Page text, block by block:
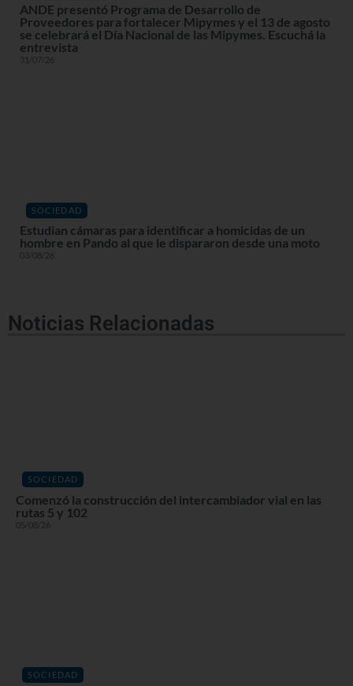
ANDE presentó Programa de Desarrollo de
Proveedores para fortalecer Mipymes y el 13 de agosto
se celebrará el Día Nacional de las Mipymes. Escuchá la
entrevista
31/07/26
SOCIEDAD
Estudian cámaras para identificar a homicidas de un
hombre en Pando al que le dispararon desde una moto
03/08/26
Noticias Relacionadas
SOCIEDAD
Comenzó la construcción del intercambiador vial en las
rutas 5 y 102
05/08/26
SOCIEDAD